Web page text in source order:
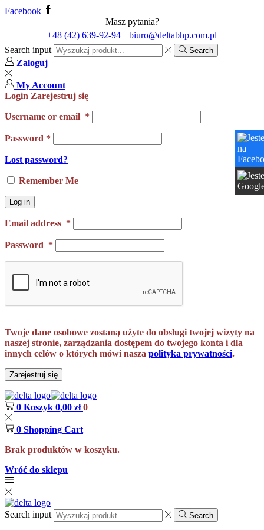
Facebook
Masz pytania?
+48 (42) 639-92-94
biuro@deltabhp.com.pl
Search input
Search
Zaloguj
My Account
Login Zarejestruj się
Username or email *
Password *
Lost password?
Remember Me
Log in
Email address *
Password *
Twoje dane osobowe zostaną użyte do obsługi twojej wizyty na
naszej stronie, zarządzania dostępem do twojego konta i dla
innych celów o których mówi nasza polityka prywatności.
Zarejestruj się
0 Koszyk 0,00 zł 0
0 Shopping Cart
Brak produktów w koszyku.
Wróć do sklepu
Search input Search